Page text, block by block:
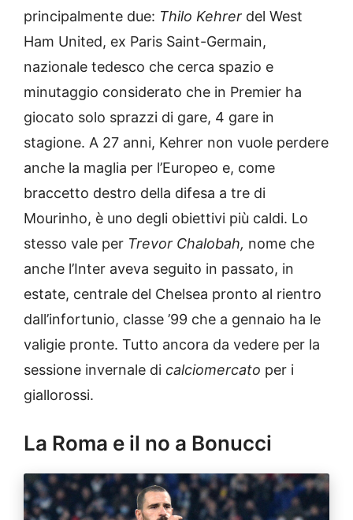
principalmente due: Thilo Kehrer del West
Ham United, ex Paris Saint-Germain,
nazionale tedesco che cerca spazio e
minutaggio considerato che in Premier ha
giocato solo sprazzi di gare, 4 gare in
stagione. A 27 anni, Kehrer non vuole perdere
anche la maglia per l’Europeo e, come
braccetto destro della difesa a tre di
Mourinho, è uno degli obiettivi più caldi. Lo
stesso vale per Trevor Chalobah, nome che
anche l’Inter aveva seguito in passato, in
estate, centrale del Chelsea pronto al rientro
dall’infortunio, classe ’99 che a gennaio ha le
valigie pronte. Tutto ancora da vedere per la
sessione invernale di calciomercato per i
giallorossi.
La Roma e il no a Bonucci